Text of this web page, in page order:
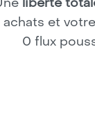
liberté
achats et
0 flux